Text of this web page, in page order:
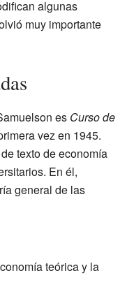
algunas
muy importante
es Curso de
vez en 1945.
texto de economía
En él,
general de las
teórica y la